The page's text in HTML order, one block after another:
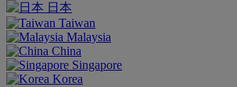
日本
Taiwan
Malaysia
China
Singapore
Korea